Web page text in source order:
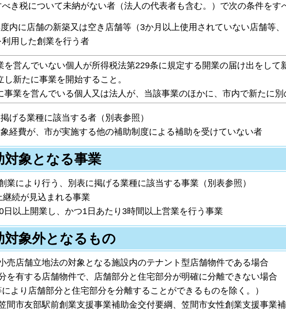
き税について未納がない者（法人の代表者も含む。）で次の条件をす
度内に店舗の新築又は空き店舗等（3か月以上使用されていない店舗等
用した創業を行う者
営んでいない個人が所得税法第229条に規定する開業の届け出をして
し新たに事業を開始すること。
業を営んでいる個人又は法人が、当該事業のほかに、市内で新たに
掲げる業種に該当する者（別表参照）
象経費が、市が実施する他の補助制度による補助を受けていない者
対象となる事業
業により行う、別表に掲げる業種に該当する事業（別表参照）
継続が見込まれる事業
日以上開業し、かつ1日あたり3時間以上営業を行う事業
対象外となるもの
売店舗立地法の対象となる施設内のテナント型店舗物件である場合
を有する店舗物件で、店舗部分と住宅部分が明確に分離できない場合
り店舗部分と住宅部分を分離することができるものを除く。）
間市友部駅前創業支援事業補助金交付要綱、笠間市女性創業支援事業